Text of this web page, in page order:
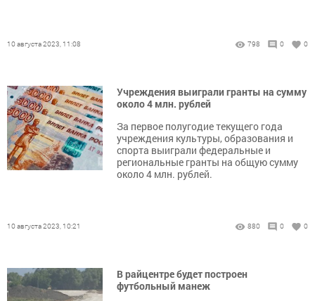
10 августа 2023, 11:08 798 0 0
Учреждения выиграли гранты на сумму
около 4 млн. рублей
За первое полугодие текущего года
учреждения культуры, образования и
спорта выиграли федеральные и
региональные гранты на общую сумму
около 4 млн. рублей.
10 августа 2023, 10:21 880 0 0
В райцентре будет построен
футбольный манеж